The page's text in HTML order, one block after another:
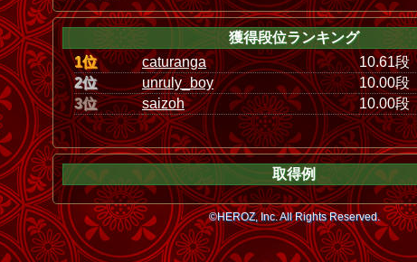
獲得段位ランキング
1位
caturanga
10.61段
2位
unruly_boy
10.00段
3位
saizoh 10.00段
取得例
©HEROZ, Inc. All Rights Reserved.